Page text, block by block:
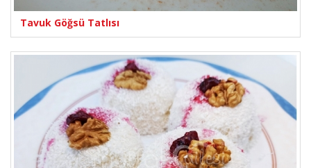
Tavuk Göğsü Tatlısı